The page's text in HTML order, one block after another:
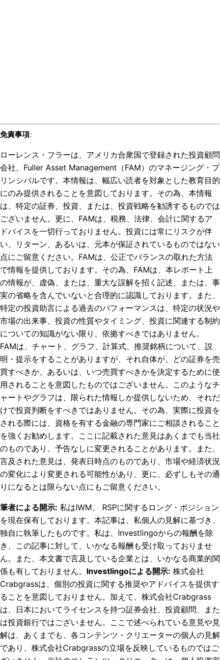
免責事項:
ローレンス・フラーは、アメリカ合衆国で登録された投資顧問
会社、Fuller Asset Management（FAM）のマネージング・プ
リンシパルです。本情報は、幅広い読者を対象とした教育目的
にのみ提供されることを意図しております。その為、本情報
は、特定の証券、投資、または、投資戦略を勧誘するものでは
ございません。更に、FAMは、税務、法律、会計に関するア
ドバイスを一切行っておりません。投資には常にリスクが伴
い、リターン、あるいは、元本が保証されているものではない
点にご留意ください。FAMは、公正でバランスの取れた方法
で情報を提供しております。その為、FAMは、本レポート上
の情報が、虚偽、または、重大な誤解を招く記述、または、事
実の省略を含んでいないと合理的に認識しております。また、
特定の投資助言による過去のパフォーマンスは、特定の状況や
市場の出来事、投資の性質やタイミング、投資に関連する制約
についての知識がない限り、依拠すべきではありません。
FAMは、チャート、グラフ、計算式、推奨銘柄について、説
明・提示をすることがありますが、それ自体が、どの証券を売
買すべきか、あるいは、いつ売買すべきかを決定するために使
用されることを意図したものではございません。このようなチ
ャートやグラフは、限られた情報しか提供しないため、それだ
けで投資判断をすべきではありません。その為、実際に投資を
される際には、資格を有する金融の専門家にご相談されること
を強くお勧めします。ここに記載された意見はあくまでも当社
のものであり、予告なしに変更されることがあります。また、
言及された意見は、発表日時点のものであり、市場や経済状況
の変化により変更される可能性があり、更に、必ずしもその通
りになるとは限らない点にもご留意ください。
筆者による開示: 私はIWM、 RSPに関するロング・ポジション
を現在保有しております。 本記事は、私個人の見解に基づき、
独自に執筆したものです。私は、Investlingoからの報酬を除
き、この記事に対して、いかなる報酬も受け取っておりませ
ん。また、本文書で言及している企業とは、いかなる商業的関
係も有しておりません。 Investlingoによる開示: 株式会社
Crabgrassは、個別の投資に関する推奨やアドバイスを提供す
ることを意図しておりません。加えて、株式会社Crabgrass
は、日本においてライセンスを持つ証券会社、投資顧問、また
は投資銀行ではございません。ここで述べられている意見や見
解は、あくまでも、各コンテンツ・クリエーターの個人の見解
であり、株式会社Crabgrassの立場を反映しているものではご